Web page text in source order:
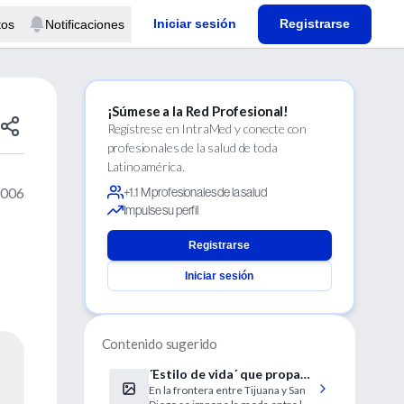
Notificaciones Iniciar sesión Registrarse
¡Súmese a la Red Profesional!
Regístrese en IntraMed y conecte con
profesionales de la salud de toda
Latinoamérica.
+1.1 M profesionales de la salud
Impulse su perfil
Registrarse
Iniciar sesión
Contenido sugerido
´Estilo de vida´ que propaga
el VIH
En la frontera entre Tijuana y San